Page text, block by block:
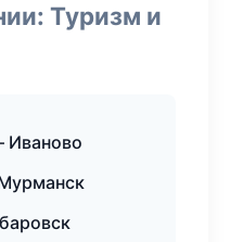
Туризм и
Иваново